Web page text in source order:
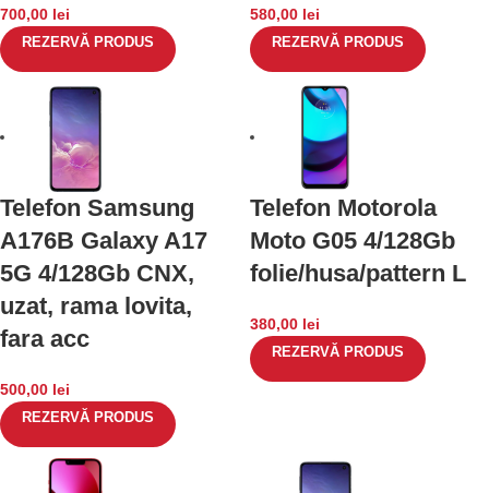
700,00 lei
REZERVĂ PRODUS
580,00 lei
REZERVĂ PRODUS
Telefon Samsung
A176B Galaxy A17
5G 4/128Gb CNX,
uzat, rama lovita,
fara acc
500,00 lei
REZERVĂ PRODUS
Telefon Motorola
Moto G05 4/128Gb
folie/husa/pattern L
380,00 lei
REZERVĂ PRODUS